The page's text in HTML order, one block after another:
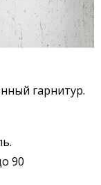
гарнитур.
90